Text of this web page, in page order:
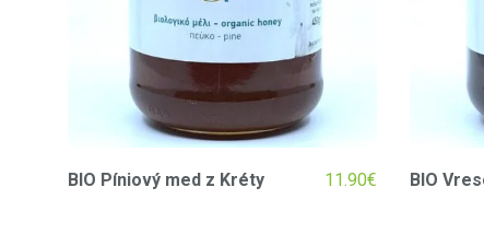
BIO Píniový med z Kréty 11.90€ BIO